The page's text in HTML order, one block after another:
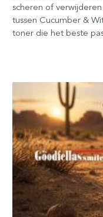
scheren of
tussen Cucumber &
toner die het beste